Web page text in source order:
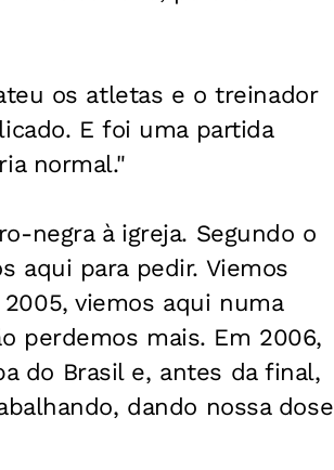
os atletas e o treinador
E foi uma partida
normal."
negra à igreja. Segundo o
aqui para pedir. Viemos
viemos aqui numa
perdemos mais. Em 2006,
do Brasil e, antes da final,
dando nossa dose